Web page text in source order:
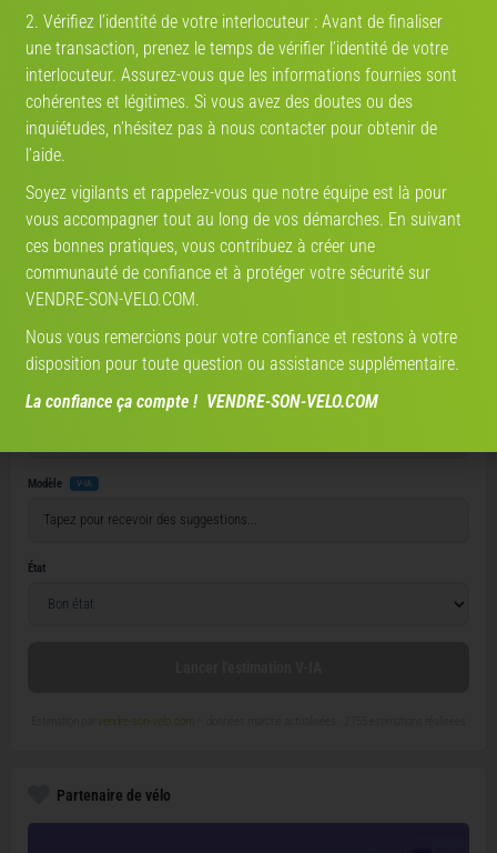
€ 270
Arcade s6
6/102018 · Vélo ville
€ 750
Arcade E-Colors
9/102021 · Vélo ville
Estimez la valeur de votre vélo
Route VTT Gravel Ville VAE
Année
Modèle V-IA
État
vendre-son-velo.com
Partenaire de vélo
2. Vérifiez l’identité de votre interlocuteur : Avant de finaliser
une transaction, prenez le temps de vérifier l’identité de votre
interlocuteur. Assurez-vous que les informations fournies sont
cohérentes et légitimes. Si vous avez des doutes ou des
inquiétudes, n’hésitez pas à nous contacter pour obtenir de
l’aide.
Soyez vigilants et rappelez-vous que notre équipe est là pour
vous accompagner tout au long de vos démarches. En suivant
ces bonnes pratiques, vous contribuez à créer une
communauté de confiance et à protéger votre sécurité sur
VENDRE-SON-VELO.COM.
Nous vous remercions pour votre confiance et restons à votre
disposition pour toute question ou assistance supplémentaire.
La confiance ça compte ! VENDRE-SON-VELO.COM